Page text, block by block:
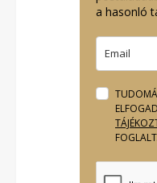
a hasonló